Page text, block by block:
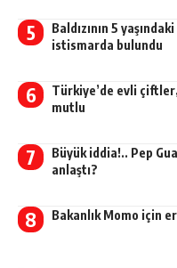
Baldızının 5 yaşındaki
istismarda bulundu
Türkiye’de evli
mutlu
Büyük iddia!.. Pep
anlaştı?
Bakanlık Momo için